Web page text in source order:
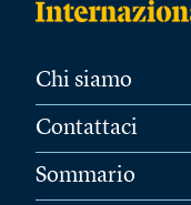
Chi siamo
Contattaci
Sommario